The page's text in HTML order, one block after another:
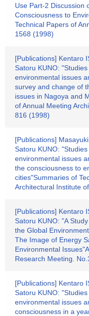
Use Part-2 Discussion
Consciousness to
Technical Papers of
1568 (1998)
[Publications] Kentaro
Satoru KUNO:
environmental issues
survey and change of
issues in Nagoya and
of Annual Meeting
816 (1998)
[Publications]
Satoru KUNO:
environmental issues
the consciousness to
cities"Summaries of
Architectural Institute
[Publications] Kentaro
Satoru KUNO: "A
the Global
The Image of Energy
Environmental
Research Meeting.
[Publications] Kentaro
Satoru KUNO:
environmental issues
consciousness in a